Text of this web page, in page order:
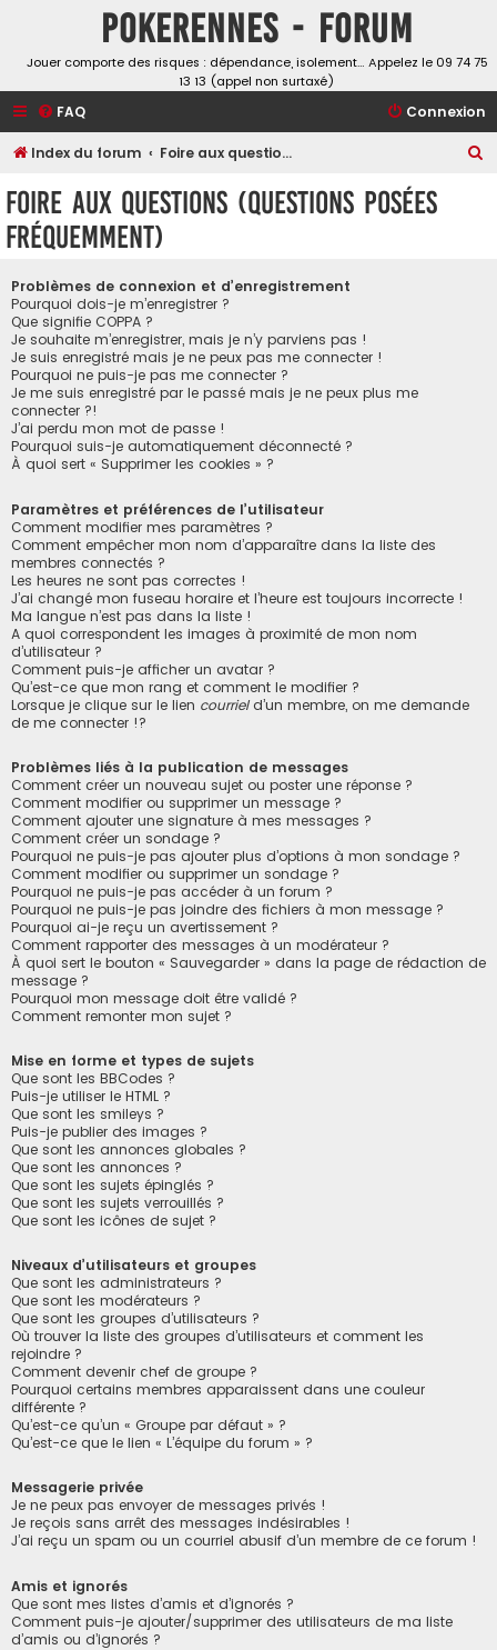
Pokerennes - Forum
Jouer comporte des risques : dépendance, isolement… Appelez le 09 74 75
13 13 (appel non surtaxé)
FAQ Connexion
Index du forum Foire aux questions (Questions posées fréquemment)
Foire aux questions (Questions posées
fréquemment)
Problèmes de connexion et d’enregistrement
Pourquoi dois-je m’enregistrer ?
Que signifie COPPA ?
Je souhaite m’enregistrer, mais je n’y parviens pas !
Je suis enregistré mais je ne peux pas me connecter !
Pourquoi ne puis-je pas me connecter ?
Je me suis enregistré par le passé mais je ne peux plus me
connecter ?!
J’ai perdu mon mot de passe !
Pourquoi suis-je automatiquement déconnecté ?
À quoi sert « Supprimer les cookies » ?
Paramètres et préférences de l’utilisateur
Comment modifier mes paramètres ?
Comment empêcher mon nom d’apparaître dans la liste des
membres connectés ?
Les heures ne sont pas correctes !
J’ai changé mon fuseau horaire et l’heure est toujours incorrecte !
Ma langue n’est pas dans la liste !
A quoi correspondent les images à proximité de mon nom
d’utilisateur ?
Comment puis-je afficher un avatar ?
Qu’est-ce que mon rang et comment le modifier ?
Lorsque je clique sur le lien courrield’un membre, on me demande
de me connecter !?
Problèmes liés à la publication de messages
Comment créer un nouveau sujet ou poster une réponse ?
Comment modifier ou supprimer un message ?
Comment ajouter une signature à mes messages ?
Comment créer un sondage ?
Pourquoi ne puis-je pas ajouter plus d’options à mon sondage ?
Comment modifier ou supprimer un sondage ?
Pourquoi ne puis-je pas accéder à un forum ?
Pourquoi ne puis-je pas joindre des fichiers à mon message ?
Pourquoi ai-je reçu un avertissement ?
Comment rapporter des messages à un modérateur ?
À quoi sert le bouton « Sauvegarder » dans la page de rédaction de
message ?
Pourquoi mon message doit être validé ?
Comment remonter mon sujet ?
Mise en forme et types de sujets
Que sont les BBCodes ?
Puis-je utiliser le HTML ?
Que sont les smileys ?
Puis-je publier des images ?
Que sont les annonces globales ?
Que sont les annonces ?
Que sont les sujets épinglés ?
Que sont les sujets verrouillés ?
Que sont les icônes de sujet ?
Niveaux d’utilisateurs et groupes
Que sont les administrateurs ?
Que sont les modérateurs ?
Que sont les groupes d’utilisateurs ?
Où trouver la liste des groupes d’utilisateurs et comment les
rejoindre ?
Comment devenir chef de groupe ?
Pourquoi certains membres apparaissent dans une couleur
différente ?
Qu’est-ce qu’un « Groupe par défaut » ?
Qu’est-ce que le lien « L’équipe du forum » ?
Messagerie privée
Je ne peux pas envoyer de messages privés !
Je reçois sans arrêt des messages indésirables !
J’ai reçu un spam ou un courriel abusif d’un membre de ce forum !
Amis et ignorés
Que sont mes listes d’amis et d’ignorés ?
Comment puis-je ajouter/supprimer des utilisateurs de ma liste
d’amis ou d’ignorés ?